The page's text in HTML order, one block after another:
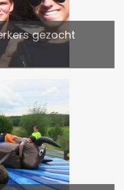
gezocht